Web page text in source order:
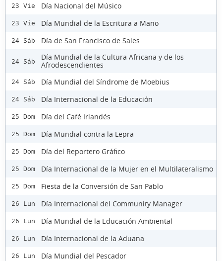
23 Vie Día Nacional del Músico
23 Vie Día Mundial de la Escritura a Mano
24 Sáb Día de San Francisco de Sales
24 Sáb
Día Mundial de la Cultura Africana y de los
Afrodescendientes
24 Sáb Día Mundial del Síndrome de Moebius
24 Sáb Día Internacional de la Educación
25 Dom Día del Café Irlandés
25 Dom Día Mundial contra la Lepra
25 Dom Día del Reportero Gráfico
25 Dom Día Internacional de la Mujer en el Multilateralismo
25 Dom Fiesta de la Conversión de San Pablo
26 Lun Día Internacional del Community Manager
26 Lun Día Mundial de la Educación Ambiental
26 Lun Día Internacional de la Aduana
26 Lun Día Mundial del Pescador